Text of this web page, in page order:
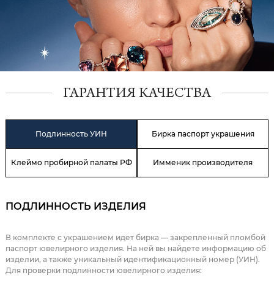
ГАРАНТИЯ КАЧЕСТВА
Подлинность УИН Бирка паспорт украшения
Клеймо пробирной палаты РФ Имменик производителя
ПОДЛИННОСТЬ ИЗДЕЛИЯ
В комплекте с украшением идет бирка — закрепленный пломбой
паспорт ювелирного изделия. На ней вы найдете информацию об
изделии, а также уникальный идентификационный номер (УИН).
Для проверки подлинности ювелирного изделия: